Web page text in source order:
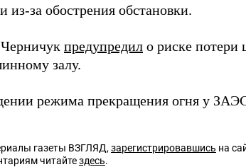
за обострения обстановки.
предупредил о риске потери
залу.
режима прекращения огня у
газеты ВЗГЛЯД, зарегистрировавшись на
читайтездесь.